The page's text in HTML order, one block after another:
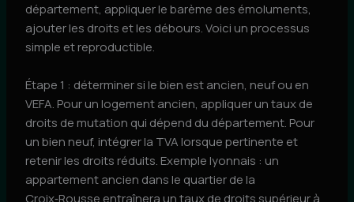
département, appliquer le barème des émoluments,
ajouter les droits et les débours. Voici un processus
simple et reproductible.
Étape 1 : déterminer si le bien est ancien, neuf ou en
VEFA. Pour un logement ancien, appliquer un taux de
droits de mutation qui dépend du département. Pour
un bien neuf, intégrer la TVA lorsque pertinente et
retenir les droits réduits. Exemple lyonnais : un
appartement ancien dans le quartier de la